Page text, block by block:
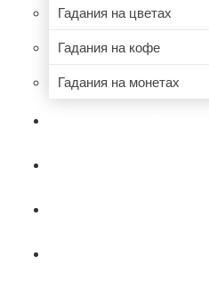
Гадания на цветах
Гадания на кофе
Гадания на монетах